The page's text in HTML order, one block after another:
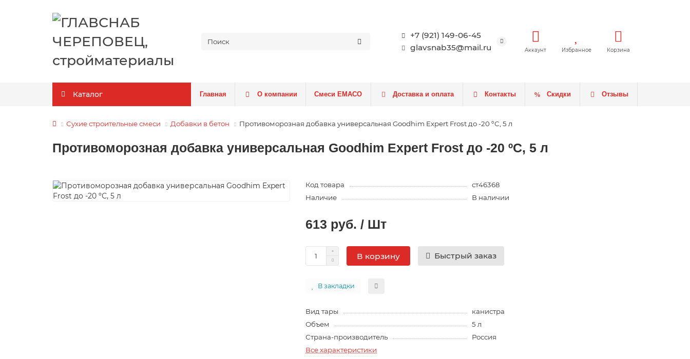
+7 (921) 149-06-45
glavsnab35@mail.ru
Аккаунт Избранное Корзина
Каталог Главная О компании Смеси EMACO Доставка и оплата Контакты Скидки Отзывы
Сухие строительные смеси Добавки в бетон Противоморозная добавка универсальная Goodhim Expert Frost до -20 ºС, 5 л
Противоморозная добавка универсальная Goodhim Expert Frost до -20 ºС, 5 л
Код товара
ст46368
Наличие
В наличии
613 руб. / Шт
В корзину Быстрый заказ
В закладки
Вид тары
канистра
Объем
5 л
Страна-производитель
Россия
Все характеристики